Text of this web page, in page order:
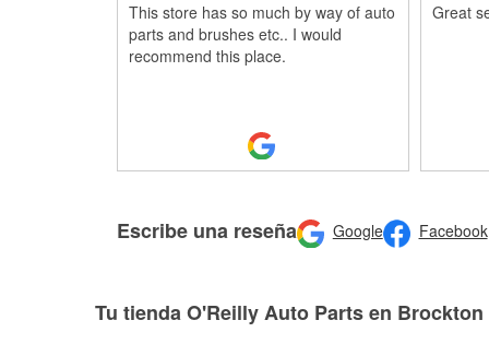
This store has so much by way of auto
parts and brushes etc.. I would
recommend this place.
Great
Escribe una reseña Google Facebook
Tu tienda O'Reilly Auto Parts en Brockton